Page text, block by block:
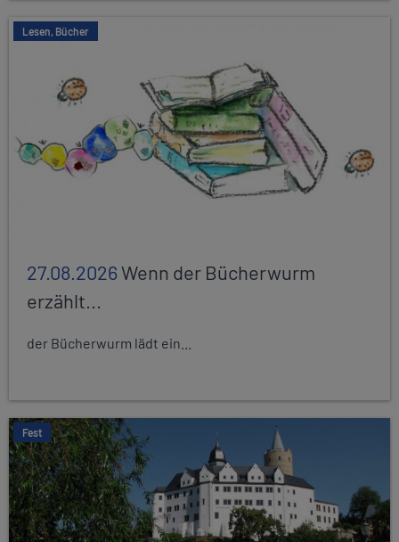
Lesen, Bücher
27.08.2026Wenn der Bücherwurm
erzählt...
der Bücherwurm lädt ein...
Fest